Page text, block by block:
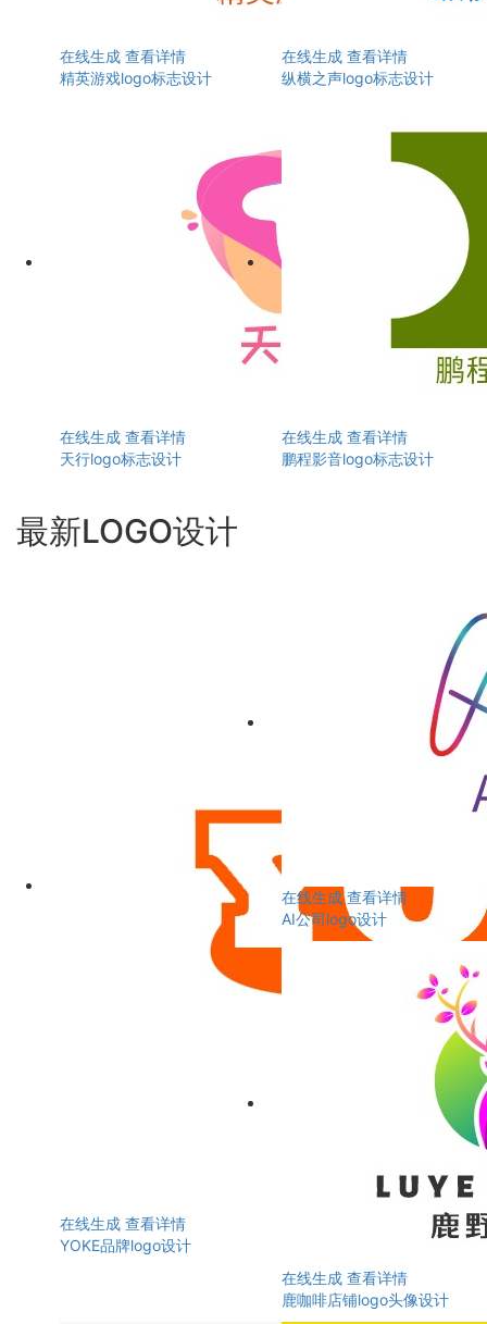
在线生成 查看详情
精英游戏logo标志设计
在线生成 查看详情
纵横之声logo标志设计
在线生成 查看详情
天行logo标志设计
在线生成 查看详情
鹏程影音logo标志设计
最新LOGO设计
在线生成 查看详情
YOKE品牌logo设计
在线生成 查看详情
AI公司logo设计
在线生成 查看详情
鹿咖啡店铺logo头像设计